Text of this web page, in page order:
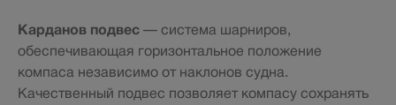
Карданов подвес — система шарниров,
обеспечивающая горизонтальное положение
компаса независимо от наклонов судна.
Качественный подвес позволяет компасу сохранять